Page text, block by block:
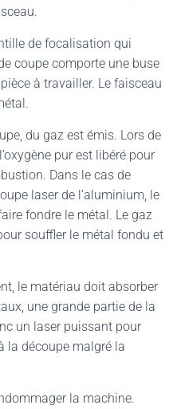
de focalisation qui
coupe comporte une buse
à travailler. Le faisceau
du gaz est émis. Lors de
pur est libéré pour
Dans le cas de
laser de l’aluminium, le
fondre le métal. Le gaz
souffler le métal fondu et
le matériau doit absorber
une grande partie de la
un laser puissant pour
la découpe malgré la
la machine.